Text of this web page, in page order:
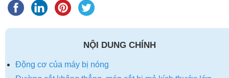
NỘI DUNG CHÍNH
Động cơ của máy bị nóng